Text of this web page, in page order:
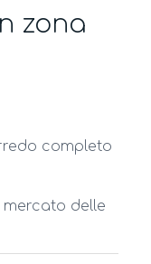
zona
completo
delle